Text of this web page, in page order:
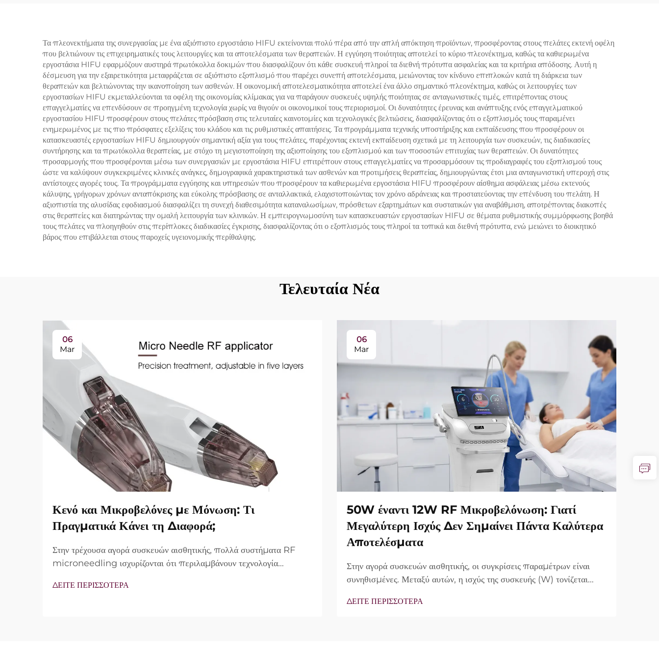
και κρυοθεραπείας για
μείωση βάρους και
αισθητική φροντίδα
προστασία του
επιδερμίδα και συνεχή,
μη επαφόμενη χρήση σε
κλινικές
Τα πλεονεκτήματα της συνεργασίας με ένα αξιόπιστο εργοστάσιο HIFU εκτείνονται πολύ πέρα από την απλή απόκτηση προϊόντων, προσφέροντας στους πελάτες εκτενή οφέλη
που βελτιώνουν τις επιχειρηματικές τους λειτουργίες και τα αποτελέσματα των θεραπειών. Η εγγύηση ποιότητας αποτελεί το κύριο πλεονέκτημα, καθώς τα καθιερωμένα
εργοστάσια HIFU εφαρμόζουν αυστηρά πρωτόκολλα δοκιμών που διασφαλίζουν ότι κάθε συσκευή πληροί τα διεθνή πρότυπα ασφαλείας και τα κριτήρια απόδοσης. Αυτή η
δέσμευση για την εξαιρετικότητα μεταφράζεται σε αξιόπιστο εξοπλισμό που παρέχει συνεπή αποτελέσματα, μειώνοντας τον κίνδυνο επιπλοκών κατά τη διάρκεια των
θεραπειών και βελτιώνοντας την ικανοποίηση των ασθενών. Η οικονομική αποτελεσματικότητα αποτελεί ένα άλλο σημαντικό πλεονέκτημα, καθώς οι λειτουργίες των
εργοστασίων HIFU εκμεταλλεύονται τα οφέλη της οικονομίας κλίμακας για να παράγουν συσκευές υψηλής ποιότητας σε ανταγωνιστικές τιμές, επιτρέποντας στους
επαγγελματίες να επενδύσουν σε προηγμένη τεχνολογία χωρίς να θιγούν οι οικονομικοί τους περιορισμοί. Οι δυνατότητες έρευνας και ανάπτυξης ενός επαγγελματικού
εργοστασίου HIFU προσφέρουν στους πελάτες πρόσβαση στις τελευταίες καινοτομίες και τεχνολογικές βελτιώσεις, διασφαλίζοντας ότι ο εξοπλισμός τους παραμένει
ενημερωμένος με τις πιο πρόσφατες εξελίξεις του κλάδου και τις ρυθμιστικές απαιτήσεις. Τα προγράμματα τεχνικής υποστήριξης και εκπαίδευσης που προσφέρουν οι
κατασκευαστές εργοστασίων HIFU δημιουργούν σημαντική αξία για τους πελάτες, παρέχοντας εκτενή εκπαίδευση σχετικά με τη λειτουργία των συσκευών, τις διαδικασίες
συντήρησης και τα πρωτόκολλα θεραπείας, με στόχο τη μεγιστοποίηση της αξιοποίησης του εξοπλισμού και των ποσοστών επιτυχίας των θεραπειών. Οι δυνατότητες
προσαρμογής που προσφέρονται μέσω των συνεργασιών με εργοστάσια HIFU επιτρέπουν στους επαγγελματίες να προσαρμόσουν τις προδιαγραφές του εξοπλισμού τους
ώστε να καλύψουν συγκεκριμένες κλινικές ανάγκες, δημογραφικά χαρακτηριστικά των ασθενών και προτιμήσεις θεραπείας, δημιουργώντας έτσι μια ανταγωνιστική υπεροχή στις
αντίστοιχες αγορές τους. Τα προγράμματα εγγύησης και υπηρεσιών που προσφέρουν τα καθιερωμένα εργοστάσια HIFU προσφέρουν αίσθημα ασφάλειας μέσω εκτενούς
κάλυψης, γρήγορων χρόνων ανταπόκρισης και εύκολης πρόσβασης σε ανταλλακτικά, ελαχιστοποιώντας τον χρόνο αδράνειας και προστατεύοντας την επένδυση του πελάτη. Η
αξιοπιστία της αλυσίδας εφοδιασμού διασφαλίζει τη συνεχή διαθεσιμότητα καταναλωσίμων, πρόσθετων εξαρτημάτων και συστατικών για αναβάθμιση, αποτρέποντας διακοπές
στις θεραπείες και διατηρώντας την ομαλή λειτουργία των κλινικών. Η εμπειρογνωμοσύνη των κατασκευαστών εργοστασίων HIFU σε θέματα ρυθμιστικής συμμόρφωσης βοηθά
τους πελάτες να πλοηγηθούν στις περίπλοκες διαδικασίες έγκρισης, διασφαλίζοντας ότι ο εξοπλισμός τους πληροί τα τοπικά και διεθνή πρότυπα, ενώ μειώνει το διοικητικό
βάρος που επιβάλλεται στους παροχείς υγειονομικής περίθαλψης.
Τελευταία Νέα
06
Mar
Κενό και Μικροβελόνες με Μόνωση: Τι
Πραγματικά Κάνει τη Διαφορά;
Στην τρέχουσα αγορά συσκευών αισθητικής, πολλά συστήματα RF
microneedling ισχυρίζονται ότι περιλαμβάνουν τεχνολογία
δεν είναι απλώς αν αυτά τα χαρακτηριστικά υπάρχουν, αλλά πώς
ΔΕΙΤΕ ΠΕΡΙΣΣΟΤΕΡΑ
06
Mar
50W έναντι 12W RF Μικροβελόνωση: Γιατί
Μεγαλύτερη Ισχύς Δεν Σημαίνει Πάντα Καλύτερα
Αποτελέσματα
Στην αγορά συσκευών αισθητικής, οι συγκρίσεις παραμέτρων είναι
συνηθισμένες. Μεταξύ αυτών, η ισχύς της συσκευής (W) τονίζεται
άποψης, η πραγματικότητα είναι πολύ διαφορετική. Σε πολλές
ΔΕΙΤΕ ΠΕΡΙΣΣΟΤΕΡΑ